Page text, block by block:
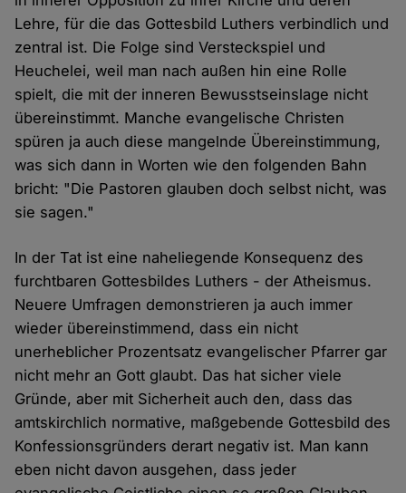
Lehre, für die das Gottesbild Luthers verbindlich und
zentral ist. Die Folge sind Versteckspiel und
Heuchelei, weil man nach außen hin eine Rolle
spielt, die mit der inneren Bewusstseinslage nicht
übereinstimmt. Manche evangelische Christen
spüren ja auch diese mangelnde Übereinstimmung,
was sich dann in Worten wie den folgenden Bahn
bricht: "Die Pastoren glauben doch selbst nicht, was
sie sagen."
In der Tat ist eine naheliegende Konsequenz des
furchtbaren Gottesbildes Luthers - der Atheismus.
Neuere Umfragen demonstrieren ja auch immer
wieder übereinstimmend, dass ein nicht
unerheblicher Prozentsatz evangelischer Pfarrer gar
nicht mehr an Gott glaubt. Das hat sicher viele
Gründe, aber mit Sicherheit auch den, dass das
amtskirchlich normative, maßgebende Gottesbild des
Konfessionsgründers derart negativ ist. Man kann
eben nicht davon ausgehen, dass jeder